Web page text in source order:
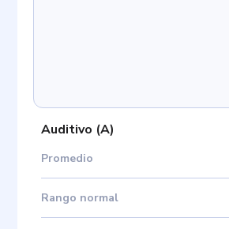
Auditivo (A)
Promedio
Rango normal